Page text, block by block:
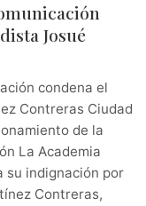
Josué
condena el
Contreras Ciudad
de la
La Academia
su indignación por
Contreras,